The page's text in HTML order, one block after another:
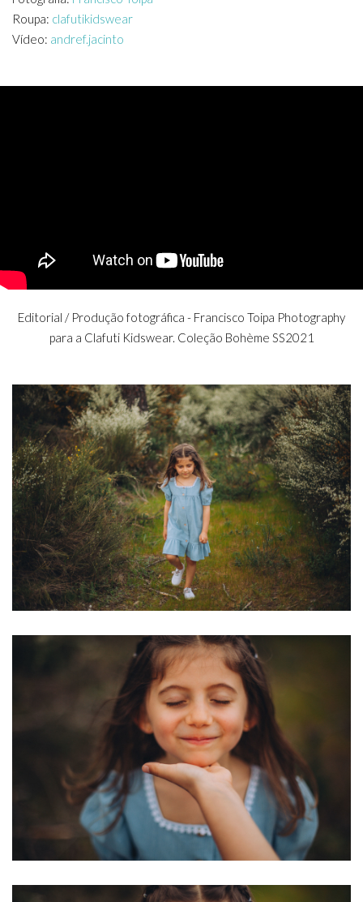
Roupa: clafutikidswear
Vídeo: andref.jacinto
Editorial / Produção fotográfica - Francisco Toipa Photography
para a Clafuti Kidswear. Coleção Bohème SS2021